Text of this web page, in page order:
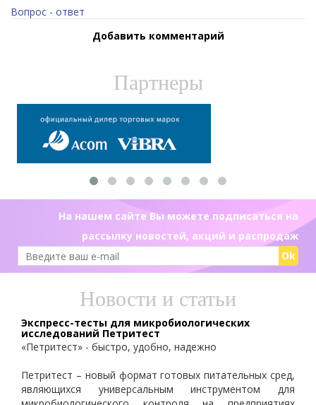
Вопрос - ответ
Добавить комментарий
Партнеры
На нашем сайте Вы можете подписаться на
рассылку новостей, акций и распродаж
Ok
Новости и статьи
Экспресс-тесты для микробиологических
исследований Петритест
«Петритест» - быстро, удобно, надежно
Петритест – новый формат готовых питательных сред,
являющихся универсальным инструментом для